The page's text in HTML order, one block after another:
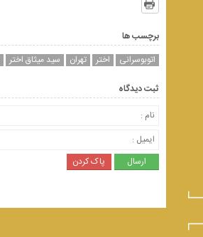
برچسب ها
اتوبوسرانی
اختر تهران سید میثاق اختر
ثبت دیدگاه